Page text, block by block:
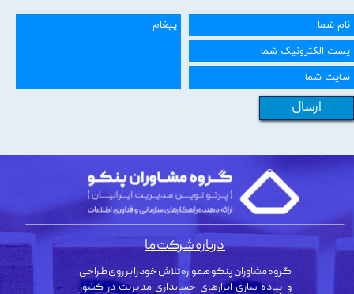
ارسال
گروه مشاوران پنکو همواره تلاش خود را بر روی طراحی
و پیاده سازی ابزارهای حسابداری مدیریت در کشور
درباره شرکت ما